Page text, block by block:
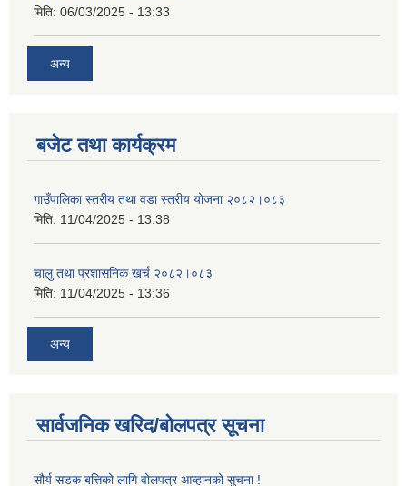
मिति: 06/03/2025 - 13:33
अन्य
बजेट तथा कार्यक्रम
गाउँपालिका स्तरीय तथा वडा स्तरीय योजना २०८२।०८३
मिति: 11/04/2025 - 13:38
चालु तथा प्रशासनिक खर्च २०८२।०८३
मिति: 11/04/2025 - 13:36
अन्य
सार्वजनिक खरिद/बोलपत्र सूचना
सौर्य सडक बत्तिको लागि वोलपत्र आव्हानको सुचना !